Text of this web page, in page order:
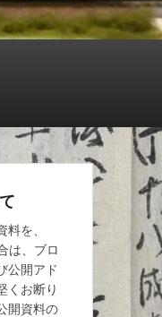
を、
は、ブロ
公開アド
くお断り
開資料の